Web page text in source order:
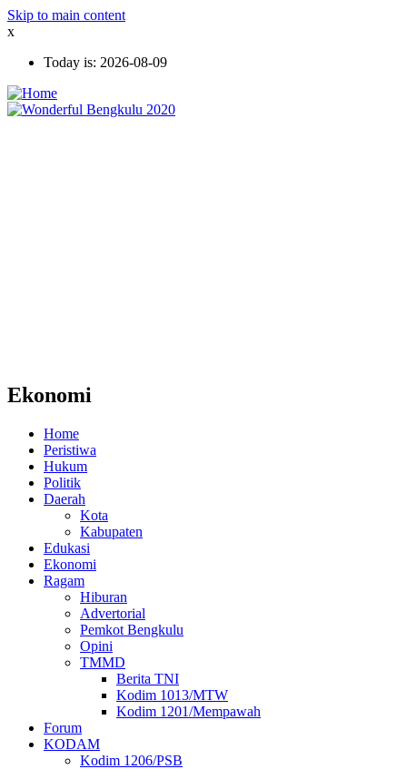
Skip to main content
x
Today is: 2026-08-09
Ekonomi
Home
Peristiwa
Hukum
Politik
Daerah
Kota
Kabupaten
Edukasi
Ekonomi
Ragam
Hiburan
Advertorial
Pemkot Bengkulu
Opini
TMMD
Berita TNI
Kodim 1013/MTW
Kodim 1201/Mempawah
Forum
KODAM
Kodim 1206/PSB